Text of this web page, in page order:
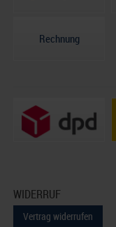
Rechnung
WIDERRUF
Vertrag widerrufen